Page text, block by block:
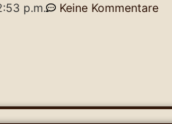
p.m. Keine Kommentare